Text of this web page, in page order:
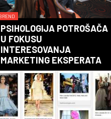
PSIHOLOGIJA POTROŠAČA
U FOKUSU
INTERESOVANJA
MARKETING EKSPERATA